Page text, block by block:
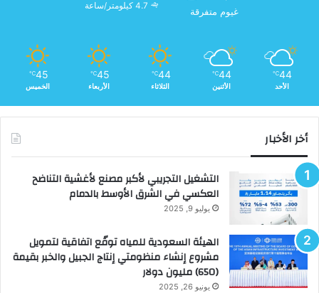
غيوم متفرقة
4.7 كيلومتر/ساعة
44
℃
الأحد
44
℃
الأثنين
44
℃
الثلاثاء
45
℃
الأربعاء
45
℃
الخميس
أخر الأخبار
التشغيل التجريبي لأكبر مصنع لأغشية التناضح
العكسي في الشرق الأوسط بالدمام
يوليو 9, 2025
الهيئة السعودية للمياه توقّع اتفاقية لتمويل
مشروع إنشاء منظومتي إنتاج الجبيل والخبر بقيمة
(650) مليون دولار
يونيو 26, 2025